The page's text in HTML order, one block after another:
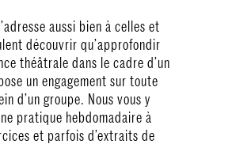
aussi bien à celles et
découvrir qu’approfondir
théâtrale dans le cadre d’un
un engagement sur toute
d’un groupe. Nous vous y
pratique hebdomadaire à
et parfois d’extraits de